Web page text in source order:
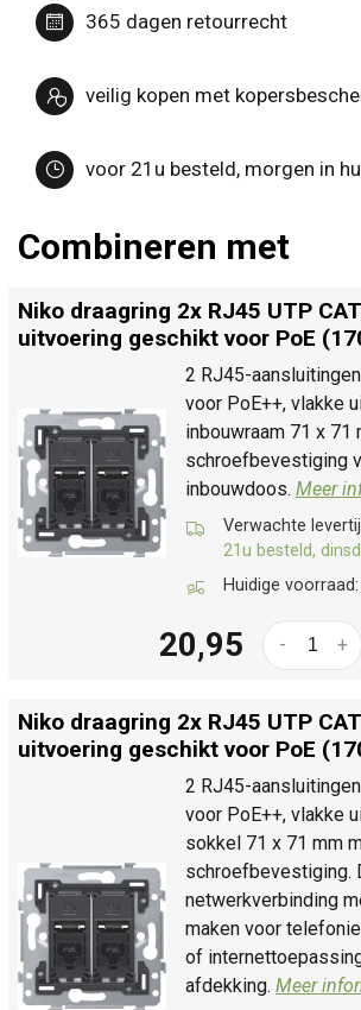
365 dagen retourrecht
veilig kopen met
voor 21u besteld, morgen in
Combineren met
Niko draagring 2x RJ45 UTP
uitvoering geschikt voor PoE
2 RJ45-
voor PoE++, vlakke
inbouwraam 71 x 71
schroefbevestiging
inbouwdoos. Meer
Verwachte
21u besteld,
Huidige voorraad:
20,95 +
-
Niko draagring 2x RJ45 UTP
uitvoering geschikt voor PoE
2 RJ45-
voor PoE++, vlakke
sokkel 71 x 71 mm
schroefbevestiging.
netwerkverbinding
maken voor
of
afdekking. Meer